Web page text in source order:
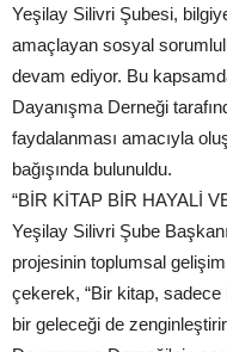
Yeşilay Silivri Şubesi,
amaçlayan sosyal
devam ediyor. Bu
Dayanışma Derneği
faydalanması amacıyla
bağışında bulunuldu.
“BİR KİTAP BİR HAYALİ
Yeşilay Silivri Şube
projesinin toplumsal gelişim
çekerek, “Bir kitap, sadece
bir geleceği de